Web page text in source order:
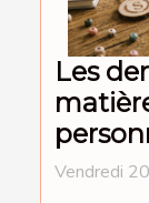
Les
Vendredi